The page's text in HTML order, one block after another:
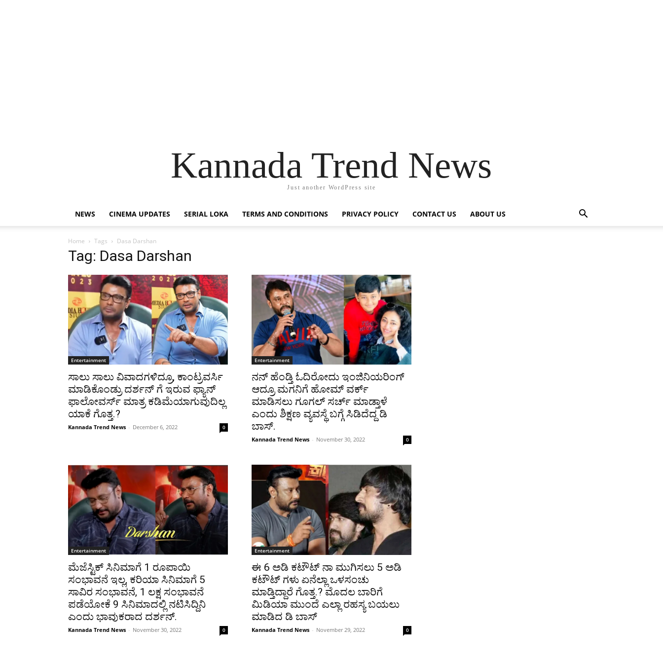
Kannada Trend News
Just another WordPress site
NEWS CINEMA UPDATES SERIAL LOKA TERMS AND CONDITIONS PRIVACY POLICY CONTACT US ABOUT US
Home Tags Dasa Darshan
Tag: Dasa Darshan
Entertainment
ಸಾಲು ಸಾಲು ವಿವಾದಗಳಿದ್ರೂ, ಕಾಂಟ್ರವರ್ಸಿ
ಮಾಡಿಕೊಂಡ್ರು ದರ್ಶನ್ ಗೆ ಇರುವ ಫ್ಯಾನ್
ಫಾಲೋವರ್ಸ್ ಮಾತ್ರ ಕಡಿಮೆಯಾಗುವುದಿಲ್ಲ
ಯಾಕೆ ಗೊತ್ತ.?
Kannada Trend News - December 6, 2022 0
Entertainment
ನನ್ ಹೆಂಡ್ತಿ ಓದಿರೋದು ಇಂಜಿನಿಯರಿಂಗ್
ಆದ್ರೂ ಮಗನಿಗೆ ಹೋಮ್ ವರ್ಕ್
ಮಾಡಿಸಲು ಗೂಗಲ್ ಸರ್ಚ್ ಮಾಡ್ತಾಳೆ
ಎಂದು ಶಿಕ್ಷಣ ವ್ಯವಸ್ಥೆ ಬಗ್ಗೆ ಸಿಡಿದೆದ್ದ ಡಿ
ಬಾಸ್.
Kannada Trend News - November 30, 2022 0
Entertainment
ಮೆಜೆಸ್ಟಿಕ್ ಸಿನಿಮಾಗೆ 1 ರೂಪಾಯಿ
ಸಂಭಾವನೆ ಇಲ್ಲ, ಕರಿಯಾ ಸಿನಿಮಾಗೆ 5
ಸಾವಿರ ಸಂಭಾವನೆ, 1 ಲಕ್ಷ ಸಂಭಾವನೆ
ಪಡೆಯೋಕೆ 9 ಸಿನಿಮಾದಲ್ಲಿ ನಟಿಸಿದ್ದಿನಿ
ಎಂದು ಭಾವುಕರಾದ ದರ್ಶನ್.
Kannada Trend News - November 30, 2022 0
Entertainment
ಈ 6 ಅಡಿ ಕಟೌಟ್ ನಾ ಮುಗಿಸಲು 5 ಅಡಿ
ಕಟೌಟ್ ಗಳು ಏನೆಲ್ಲಾ ಒಳಸಂಚು
ಮಾಡ್ತಿದ್ದಾರೆ ಗೊತ್ತ.? ಮೊದಲ ಬಾರಿಗೆ
ಮಿಡಿಯಾ ಮುಂದೆ ಎಲ್ಲಾ ರಹಸ್ಯ ಬಯಲು
ಮಾಡಿದ ಡಿ ಬಾಸ್
Kannada Trend News - November 29, 2022 0